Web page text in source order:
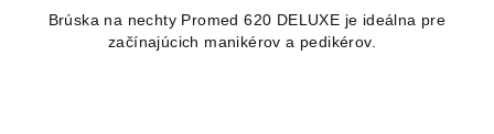
Brúska na nechty Promed 620 DELUXE je ideálna pre
začínajúcich manikérov a pedikérov.